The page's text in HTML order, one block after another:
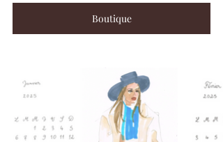
Boutique